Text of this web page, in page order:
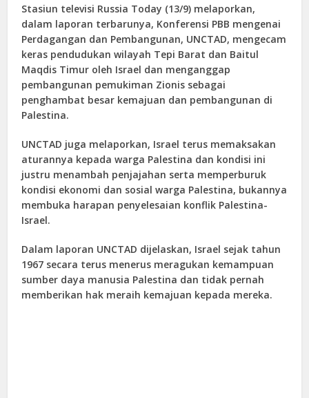
Stasiun televisi Russia Today (13/9) melaporkan,
dalam laporan terbarunya, Konferensi PBB mengenai
Perdagangan dan Pembangunan, UNCTAD, mengecam
keras pendudukan wilayah Tepi Barat dan Baitul
Maqdis Timur oleh Israel dan menganggap
pembangunan pemukiman Zionis sebagai
penghambat besar kemajuan dan pembangunan di
Palestina.
UNCTAD juga melaporkan, Israel terus memaksakan
aturannya kepada warga Palestina dan kondisi ini
justru menambah penjajahan serta memperburuk
kondisi ekonomi dan sosial warga Palestina, bukannya
membuka harapan penyelesaian konflik Palestina-
Israel.
Dalam laporan UNCTAD dijelaskan, Israel sejak tahun
1967 secara terus menerus meragukan kemampuan
sumber daya manusia Palestina dan tidak pernah
memberikan hak meraih kemajuan kepada mereka.